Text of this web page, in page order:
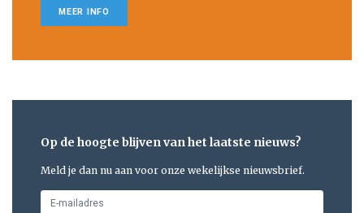
MEER INFO
Op de hoogte blijven van het laatste nieuws?
Meld je dan nu aan voor onze wekelijkse nieuwsbrief.